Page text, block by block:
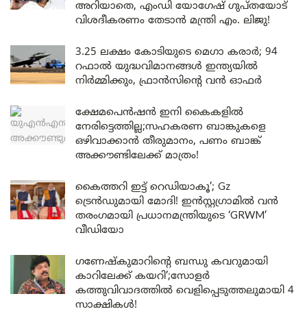
അറിയാതെ, എംഡി യോഗേഷ് ഗുപ്തയോട്
വിശദീകരണം തേടാൻ മന്ത്രി എം. ലിജു!
3.25 ലക്ഷം കോടിയുടെ മെഗാ കരാർ; 94
റഫാൽ യുദ്ധവിമാനങ്ങൾ ഇന്ത്യയിൽ
നിർമ്മിക്കും, ഫ്രാൻസിന്റെ വൻ ഓഫർ
ക്ഷേമപെൻഷൻ ഇനി കൈകളിൽ
നേരിട്ടെത്തില്ല;സഹകരണ ബാങ്കുകളെ
ഒഴിവാക്കാൻ തീരുമാനം, പണം ബാങ്ക്
അക്കൗണ്ടിലേക്ക് മാത്രം!
കൈത്തറി ഇട്ട് റെഡിയാകൂ’; Gz
ട്രെൻഡുമായി മോദി! ഇൻസ്റ്റഗ്രാമിൽ വൻ
തരംഗമായി പ്രധാനമന്ത്രിയുടെ ‘GRWM’
വീഡിയോ
ഗണേഷ്കുമാറിന്റെ ബന്ധു കവറുമായി
കാറിലേക്ക് കയറി’;സോളർ
കത്തുവിവാദത്തിൽ വെളിപ്പെടുത്തലുമായി 4
സാക്ഷികൾ!